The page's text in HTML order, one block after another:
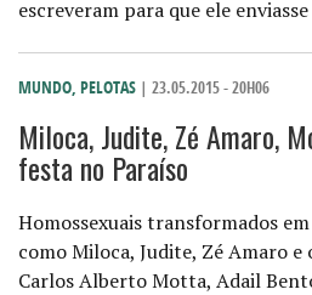
escreveram para que ele enviasse
MUNDO, PELOTAS | 23.05.2015 - 20H06
Miloca, Judite, Zé Amaro,
festa no Paraíso
Homossexuais transformados
como Miloca, Judite, Zé Amaro
Carlos Alberto Motta, Adail